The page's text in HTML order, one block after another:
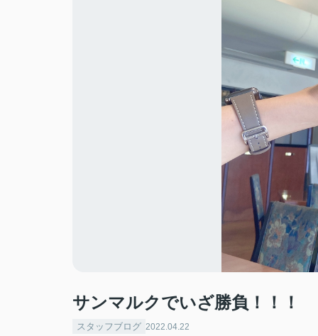
サンマルクでいざ勝負！！！
スタッフブログ 2022.04.22